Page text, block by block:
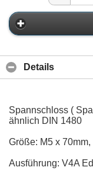
Details
Spannschloss (
ähnlich DIN 1480
Größe: M5 x
Ausführung: V4A